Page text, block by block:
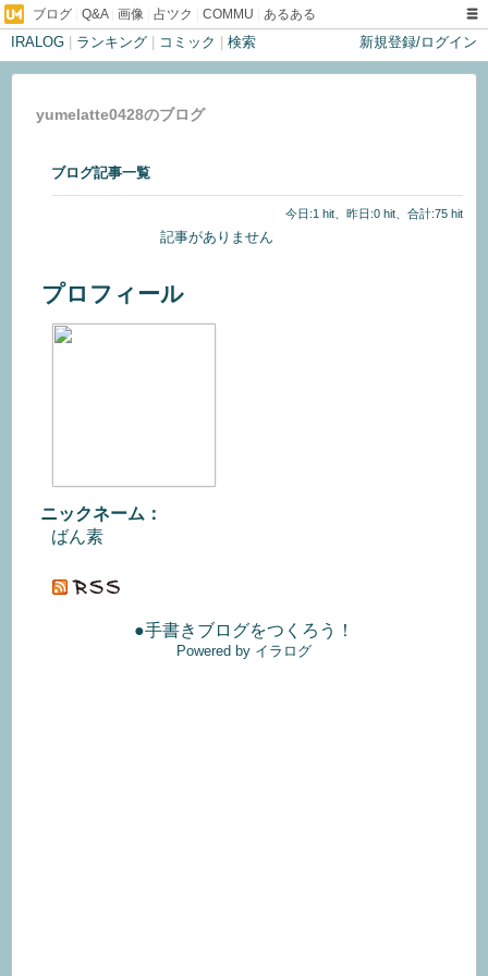
ブログ Q&A| 画像 占ツク COMMU あるある
IRALOG ランキング コミック 検索 新規登録/ログイン
yumelatte0428のブログ
ブログ記事一覧
今日:1 hit、昨日:0 hit、合計:75 hit
記事がありません
プロフィール
ニックネーム：
ばん素
●手書きブログをつくろう！
Powered by イラログ